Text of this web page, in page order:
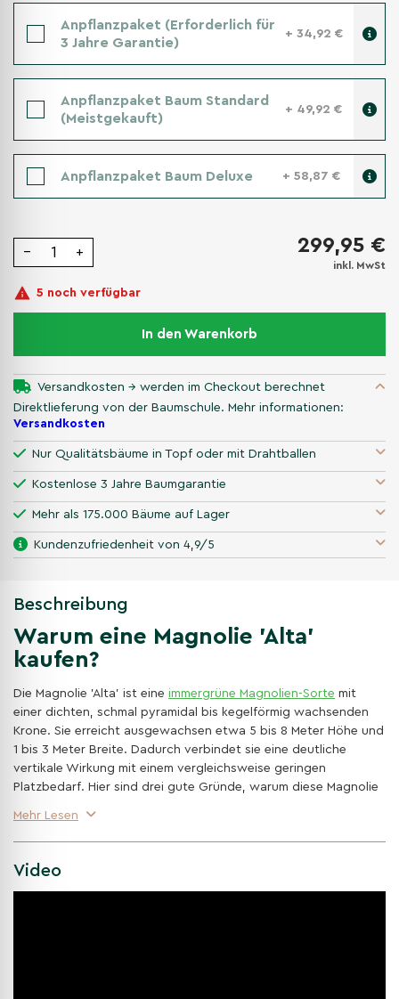
Anpflanzpaket (Erforderlich für
3 Jahre Garantie)
+ 34,92 €
Anpflanzpaket Baum Standard
(Meistgekauft)
+ 49,92 €
Anpflanzpaket Baum Deluxe + 58,87 €
− + 299,95 €
inkl. MwSt
5 noch verfügbar
In den Warenkorb
Versandkosten → werden im Checkout berechnet
Direktlieferung von der Baumschule. Mehr informationen:
Versandkosten
Nur Qualitätsbäume in Topf oder mit Drahtballen
Kostenlose 3 Jahre Baumgarantie
Mehr als 175.000 Bäume auf Lager
Kundenzufriedenheit von 4,9/5
Beschreibung
Warum eine Magnolie 'Alta'
kaufen?
Die Magnolie 'Alta' ist eine immergrüne Magnolien-Sorte mit
einer dichten, schmal pyramidal bis kegelförmig wachsenden
Krone. Sie erreicht ausgewachsen etwa 5 bis 8 Meter Höhe und
1 bis 3 Meter Breite. Dadurch verbindet sie eine deutliche
vertikale Wirkung mit einem vergleichsweise geringen
Platzbedarf. Hier sind drei gute Gründe, warum diese Magnolie
Schmaler, regelmäßiger Wuchs
Im Gegensatz zur meist breiter wachsenden Art entwickelt
'Alta' eine dichte, aufrechte Krone. Weil die Äste von Natur
Mehr Lesen
Video